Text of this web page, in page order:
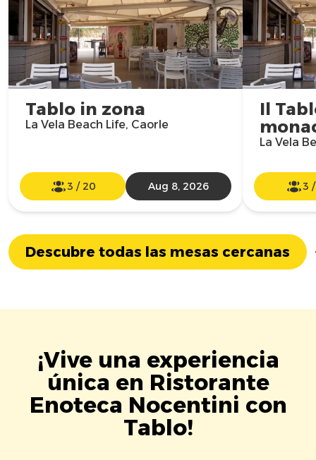
Tablo in zona
La Vela Beach Life, Caorle
3 / 20 Aug 8, 2026
Il
La Vela
3
Descubre todas las mesas cercanas
¡Vive una experiencia
única en Ristorante
Enoteca Nocentini con
Tablo!